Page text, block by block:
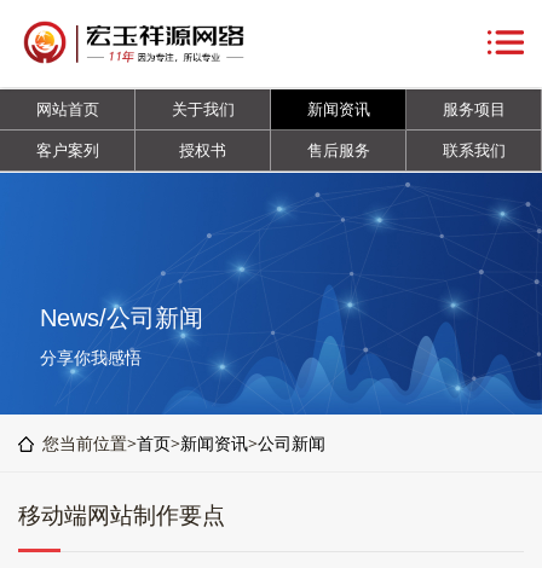
站
首
关
于
新
列
书
后
务
联
我
网站首页 关于我们 新闻资讯
服务项目
客户案列
授权书 售后服务 联系我们
News/公司新闻
分享你我感悟
您当前位置>首页>新闻资讯>公司新闻
移动端网站制作要点